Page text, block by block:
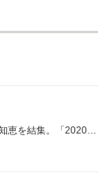
トヨタが量産型ハイブリッドカーの開発17年間の技術と知恵を結集。「2020年のコンパクトカー」をコンセプトに、より多くのユーザーにハイブリッドを提供すべく開発されたスモールハイブリッド。世界一の低燃費と爽快な走り、使いやすく楽しいハイブリッドであること。スタイリッシュでありながら広い室内空間。求めやすい価格の4つが追求された。パワートレインは、先代プリウスの1.5LエンジンとTHS IIシステムによるハイブリッドだが、小型・軽量化と高性能化の両立が図られている。Cd値0.28を誇る優れた空力ボディとの組み合わせにより、燃費性能はJC08モードで35.4km/L。10・15モード燃費では40.0km/Lという世界一の低燃費を実現した。(2011.12)